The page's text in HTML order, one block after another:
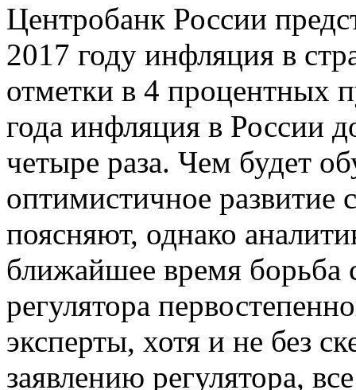
Центробанк России
2017 году инфляция в
отметки в 4 процентных
года инфляция в России
четыре раза. Чем будет
оптимистичное
поясняют, однако
ближайшее время борьба
регулятора
эксперты, хотя и не без
заявлению регулятора,